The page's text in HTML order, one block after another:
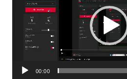
00:00